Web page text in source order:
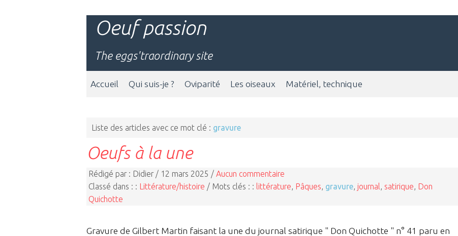
Oeuf passion
The eggs'traordinary site
Accueil Qui suis-je ? Oviparité Les oiseaux Matériel, technique
Liste des articles avec ce mot clé : gravure
Oeufs à la une
Rédigé par : Didier / 12 mars 2025 / Aucun commentaire
Classé dans : : Littérature/histoire / Mots clés : : littérature Pâques gravure journal satirique Don
Quichotte
Gravure de Gilbert Martin faisant la une du journal satirique " Don Quichotte " n° 41 paru en